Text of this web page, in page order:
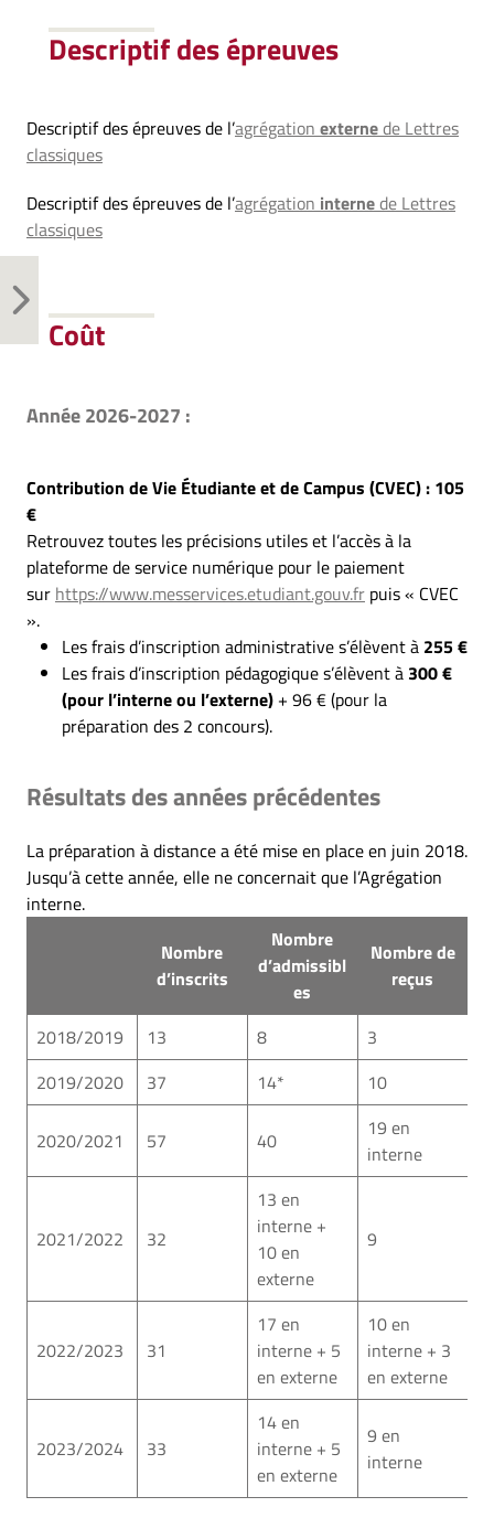
Descriptif des épreuves
Descriptif des épreuves de l’agrégation externede Lettres
classiques
Descriptif des épreuves de l’agrégation internede Lettres
classiques
Coût
Année 2026-2027 :
Contribution de Vie Étudiante et de Campus (CVEC) : 105
€
Retrouvez toutes les précisions utiles et l’accès à la
plateforme de service numérique pour le paiement
sur https://www.messervices.etudiant.gouv.fr puis « CVEC
».
Les frais d’inscription administrative s’élèvent à 255 €
Les frais d’inscription pédagogique s’élèvent à 300 €
(pour l’interne ou l’externe) + 96 € (pour la
préparation des 2 concours).
Résultats des années précédentes
La préparation à distance a été mise en place en juin 2018.
Jusqu’à cette année, elle ne concernait que l’Agrégation
interne.
Nombre
d’inscrits
Nombre
d’admissibl
es
Nombre de
reçus
2018/2019 13 8
3
2019/2020
37 14* 10
2020/2021 57 40
19 en
interne
2021/2022 32
13 en
interne +
10 en
externe
9
2022/2023 31
17 en
interne + 5
en externe
10 en
interne + 3
en externe
2023/2024 33
14 en
interne + 5
en externe
9 en
interne